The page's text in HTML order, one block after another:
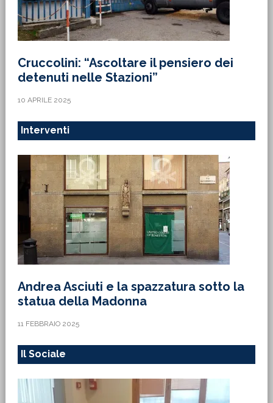
Cruccolini: “Ascoltare il pensiero dei
detenuti nelle Stazioni”
10 APRILE 2025
Interventi
Andrea Asciuti e la spazzatura sotto la
statua della Madonna
11 FEBBRAIO 2025
Il Sociale